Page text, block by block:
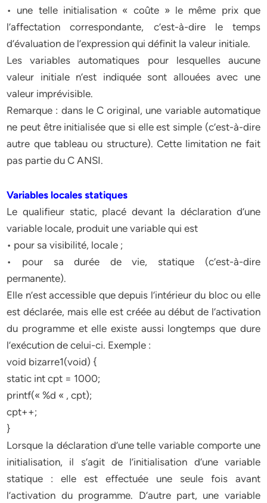
• une telle initialisation « coûte » le même prix que
l’affectation correspondante, c’est-à-dire le temps
d’évaluation de l’expression qui définit la valeur initiale.
Les variables automatiques pour lesquelles aucune
valeur initiale n’est indiquée sont allouées avec une
valeur imprévisible.
Remarque : dans le C original, une variable automatique
ne peut être initialisée que si elle est simple (c’est-à-dire
autre que tableau ou structure). Cette limitation ne fait
pas partie du C ANSI.
Variables locales statiques
Le qualifieur static, placé devant la déclaration d’une
variable locale, produit une variable qui est
• pour sa visibilité, locale ;
• pour sa durée de vie, statique (c’est-à-dire
permanente).
Elle n’est accessible que depuis l’intérieur du bloc ou elle
est déclarée, mais elle est créée au début de l’activation
du programme et elle existe aussi longtemps que dure
l’exécution de celui-ci. Exemple :
void bizarre1(void) {
static int cpt = 1000;
printf(« %d « , cpt);
cpt++;
}
Lorsque la déclaration d’une telle variable comporte une
initialisation, il s’agit de l’initialisation d’une variable
statique : elle est effectuée une seule fois avant
l’activation du programme. D’autre part, une variable